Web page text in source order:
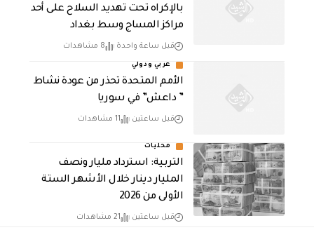
بالإكراه تحت تهديد السلاح على أحد
مراكز المساج وسط بغداد
قبل ساعة واحدة 8 مشاهدات
عربي ودولي
الأمم المتحدة تحذر من عودة نشاط
” داعش” في سوريا
قبل ساعتين 11 مشاهدات
محليات
التربية: استرداد مليار ونصف
المليار دينار خلال الأشهر الستة
الأولى من 2026
قبل ساعتين 21 مشاهدات